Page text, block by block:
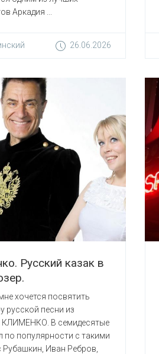
Аркадия ...
26.06.2026
Русский казак в
хочется посвятить
русской песни из
КЛИМЕНКО. В семидесятые
по популярности с такими
Рубашкин, Иван Ребров,